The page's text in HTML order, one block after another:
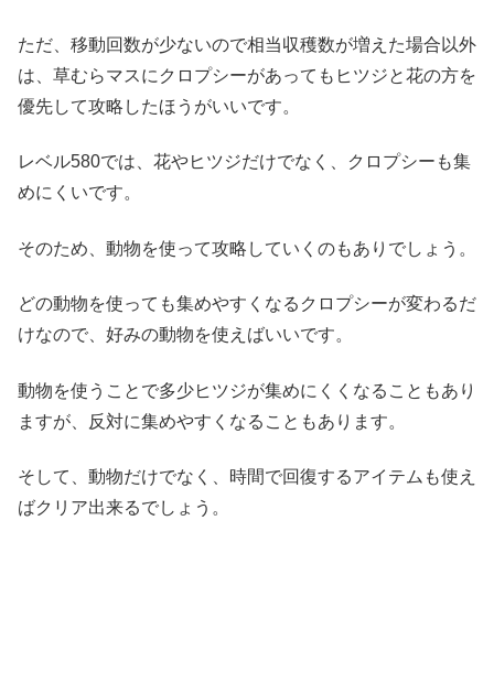
ただ、移動回数が少ないので相当収穫数が増えた場合以外
は、草むらマスにクロプシーがあってもヒツジと花の方を
優先して攻略したほうがいいです。
レベル580では、花やヒツジだけでなく、クロプシーも集
めにくいです。
そのため、動物を使って攻略していくのもありでしょう。
どの動物を使っても集めやすくなるクロプシーが変わるだ
けなので、好みの動物を使えばいいです。
動物を使うことで多少ヒツジが集めにくくなることもあり
ますが、反対に集めやすくなることもあります。
そして、動物だけでなく、時間で回復するアイテムも使え
ばクリア出来るでしょう。